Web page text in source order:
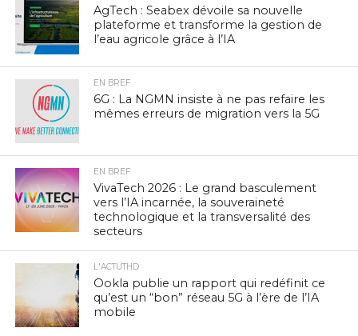
AgTech : Seabex dévoile sa nouvelle
plateforme et transforme la gestion de
l’eau agricole grâce à l’IA
EN BREF
6G : La NGMN insiste à ne pas refaire les
mêmes erreurs de migration vers la 5G
EN BREF
VivaTech 2026 : Le grand basculement
vers l’IA incarnée, la souveraineté
technologique et la transversalité des
secteurs
L'ACTUTHD
Ookla publie un rapport qui redéfinit ce
qu’est un “bon” réseau 5G à l’ère de l’IA
mobile